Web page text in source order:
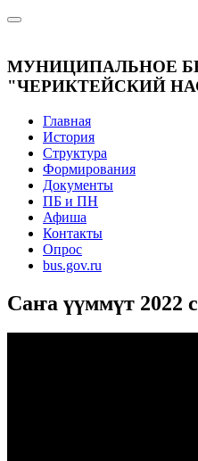
МУНИЦИПАЛЬНОЕ
"ЧЕРИКТЕЙСКИЙ
Главная
История
Структура
Формирования
Документы
ПБ и ПН
Афиша
Контакты
Опрос
bus.gov.ru
Саҥа үүммүт 2022